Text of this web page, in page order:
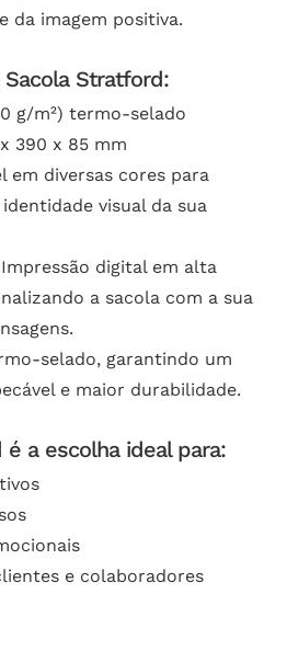
da imagem positiva.
Stratford:
g/m²) termo-selado
390 x 85 mm
em diversas cores para
visual da sua
Impressão digital em alta
a sacola com a sua
selado, garantindo um
e maior durabilidade.
a escolha ideal para:
e colaboradores